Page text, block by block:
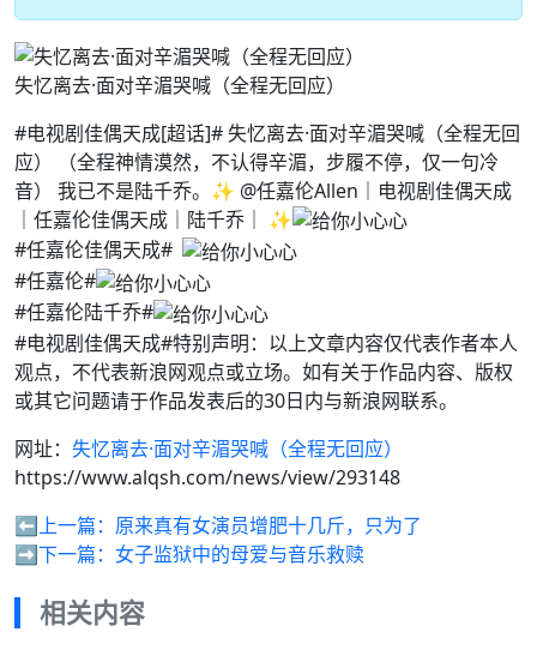
失忆离去·面对辛湄哭喊（全程无回应）
#电视剧佳偶天成[超话]# 失忆离去·面对辛湄哭喊（全程无回
应） （全程神情漠然，不认得辛湄，步履不停，仅一句冷
音） 我已不是陆千乔。✨ @任嘉伦Allen｜电视剧佳偶天成
｜任嘉伦佳偶天成｜陆千乔｜ ✨
#任嘉伦佳偶天成#
#任嘉伦#
#任嘉伦陆千乔#
#电视剧佳偶天成#特别声明：以上文章内容仅代表作者本人
观点，不代表新浪网观点或立场。如有关于作品内容、版权
或其它问题请于作品发表后的30日内与新浪网联系。
网址： 失忆离去·面对辛湄哭喊（全程无回应）
https://www.alqsh.com/news/view/293148
⬅️上一篇： 原来真有女演员增肥十几斤，只为了
➡️下一篇： 女子监狱中的母爱与音乐救赎
相关内容